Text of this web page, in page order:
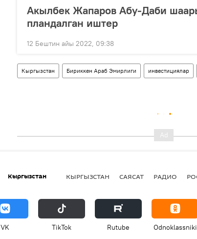
Акылбек Жапаров Абу-Даби
пландалган иштер
12 Бештин айы 2022, 09:38
Кыргызстан Бириккен Араб Эмирлиги инвестициялар
Кыргызстан КЫРГЫЗСТАН САЯСАТ РАДИО
VK ТikТоk Rutube Odnoklassniki